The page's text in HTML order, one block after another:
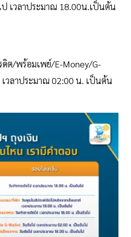
เวลาประมาณ 18.00น.เป็นต้น
ดิต/พร้อมเพย์/E-Money/G-
วลาประมาณ 02:00 น. เป็นต้น